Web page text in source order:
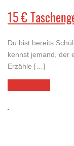
15 €
Du bist bereits
kennst jemand, der
Erzähle […]